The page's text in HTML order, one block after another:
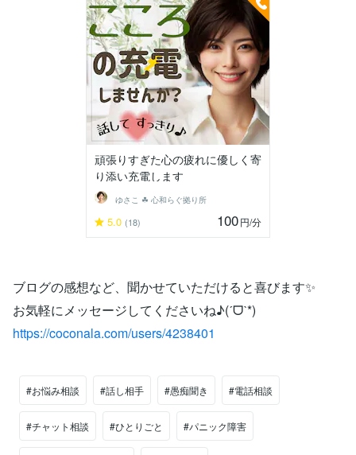
頑張りすぎた心の疲れに優しく寄
り添い充電します
ゆさこ ☘ 心和らぐ拠り所
5.0 (18) 100円/分
ブログの感想など、聞かせていただけると喜びます✨
お気軽にメッセージしてくださいね♪(ˊᗜˋ*)
https://coconala.com/users/4238401
#お悩み相談 #話し相手 #愚痴聞き #電話相談
#チャット相談 #ひとりごと #パニック障害